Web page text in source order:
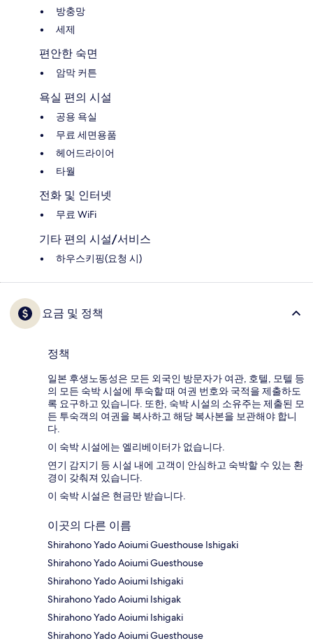
방충망
세제
편안한 숙면
암막 커튼
욕실 편의 시설
공용 욕실
무료 세면용품
헤어드라이어
타월
전화 및 인터넷
무료 WiFi
기타 편의 시설/서비스
하우스키핑(요청 시)
요금 및 정책
정책
일본 후생노동성은 모든 외국인 방문자가 여관, 호텔, 모텔 등
의 모든 숙박 시설에 투숙할 때 여권 번호와 국적을 제출하도
록 요구하고 있습니다. 또한, 숙박 시설의 소유주는 제출된 모
든 투숙객의 여권을 복사하고 해당 복사본을 보관해야 합니
다.
이 숙박 시설에는 엘리베이터가 없습니다.
연기 감지기 등 시설 내에 고객이 안심하고 숙박할 수 있는 환
경이 갖춰져 있습니다.
이 숙박 시설은 현금만 받습니다.
이곳의 다른 이름
Shirahono Yado Aoiumi Guesthouse Ishigaki
Shirahono Yado Aoiumi Guesthouse
Shirahono Yado Aoiumi Ishigaki
Shirahono Yado Aoiumi Ishigak
Shirahono Yado Aoiumi Ishigaki
Shirahono Yado Aoiumi Guesthouse